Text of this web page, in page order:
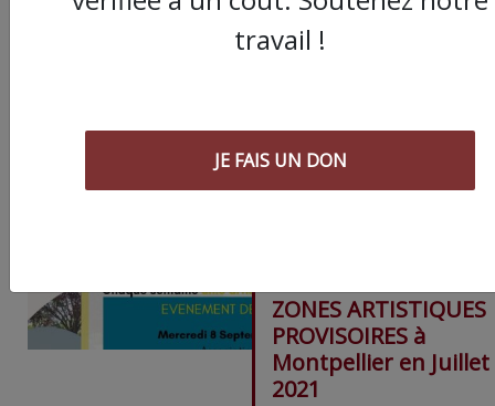
ARTICLE AGORA SUIVANT :
ZONES ARTISTIQUES
PROVISOIRES à
Montpellier en Juillet
2021
travail !
JE FAIS UN DON